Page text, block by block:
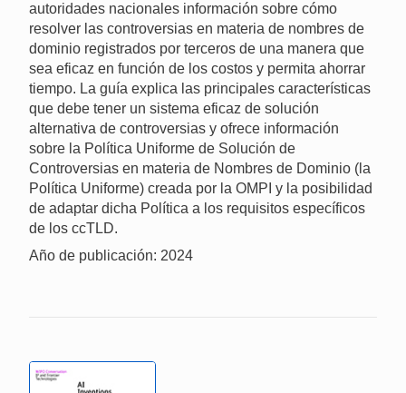
autoridades nacionales información sobre cómo
resolver las controversias en materia de nombres de
dominio registrados por terceros de una manera que
sea eficaz en función de los costos y permita ahorrar
tiempo. La guía explica las principales características
que debe tener un sistema eficaz de solución
alternativa de controversias y ofrece información
sobre la Política Uniforme de Solución de
Controversias en materia de Nombres de Dominio (la
Política Uniforme) creada por la OMPI y la posibilidad
de adaptar dicha Política a los requisitos específicos
de los ccTLD.
Año de publicación: 2024